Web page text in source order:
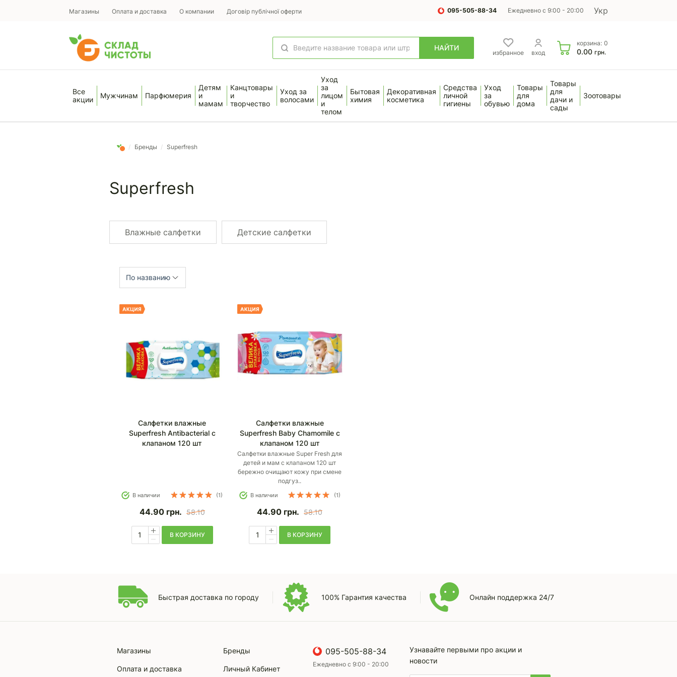
Магазины Оплата и доставка О компании Договір публічної оферти 095-505-88-34 Ежедневно с 9:00 - 20:00 Укр
НАЙТИ
избранное вход
корзина: 0
0.00 грн.
Все
акции
Мужчинам Парфюмерия
Детям
и
мамам
Канцтовары
и
творчество
Уход за
волосами
Уход
за
лицом
и
телом
Бытовая
химия
Декоративная
косметика
Средства
личной
гигиены
Уход
за
обувью
Товары
для
дома
Товары
для
дачи и
сады
Зоотовары
/ Бренды / Superfresh
Superfresh
Влажные салфетки Детские салфетки
По названию
Салфетки влажные
Superfresh Antibacterial с
клапаном 120 шт
В наличии (1)
44.90 грн. 58.10
В КОРЗИНУ
Салфетки влажные
Superfresh Baby Chamomile с
клапаном 120 шт
Салфетки влажные Super Fresh для
детей и мам с клапаном 120 шт
бережно очищают кожу при смене
подгуз..
В наличии (1)
44.90 грн. 58.10
В КОРЗИНУ
Быстрая доставка по городу 100% Гарантия качества Онлайн поддержка 24/7
Магазины
Оплата и доставка
Бренды
Личный Кабинет
095-505-88-34
Ежедневно с 9:00 - 20:00
Узнавайте первыми про акции и
новости